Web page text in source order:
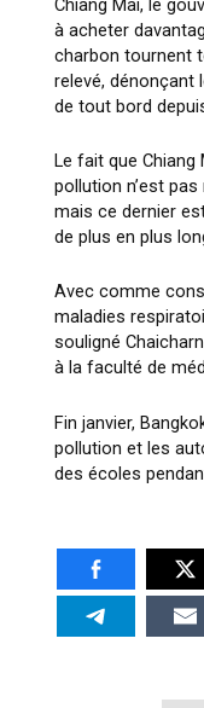
à acheter
charbon tournent
relevé, dénonçant
de tout bord
Le fait que Chiang
pollution n’est
mais ce dernier
de plus en plus
Avec comme
maladies
souligné
à la faculté de
Fin janvier,
pollution et les
des écoles